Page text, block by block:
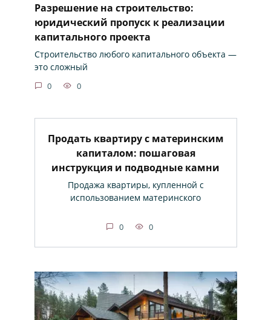
Разрешение на строительство:
юридический пропуск к реализации
капитального проекта
Строительство любого капитального объекта —
это сложный
0 0
Продать квартиру с материнским
капиталом: пошаговая
инструкция и подводные камни
Продажа квартиры, купленной с
использованием материнского
0 0